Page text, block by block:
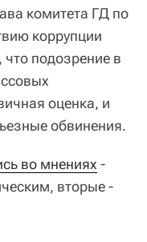
комитета ГД по
коррупции
подозрение в
оценка, и
обвинения.
во мнениях -
вторые -